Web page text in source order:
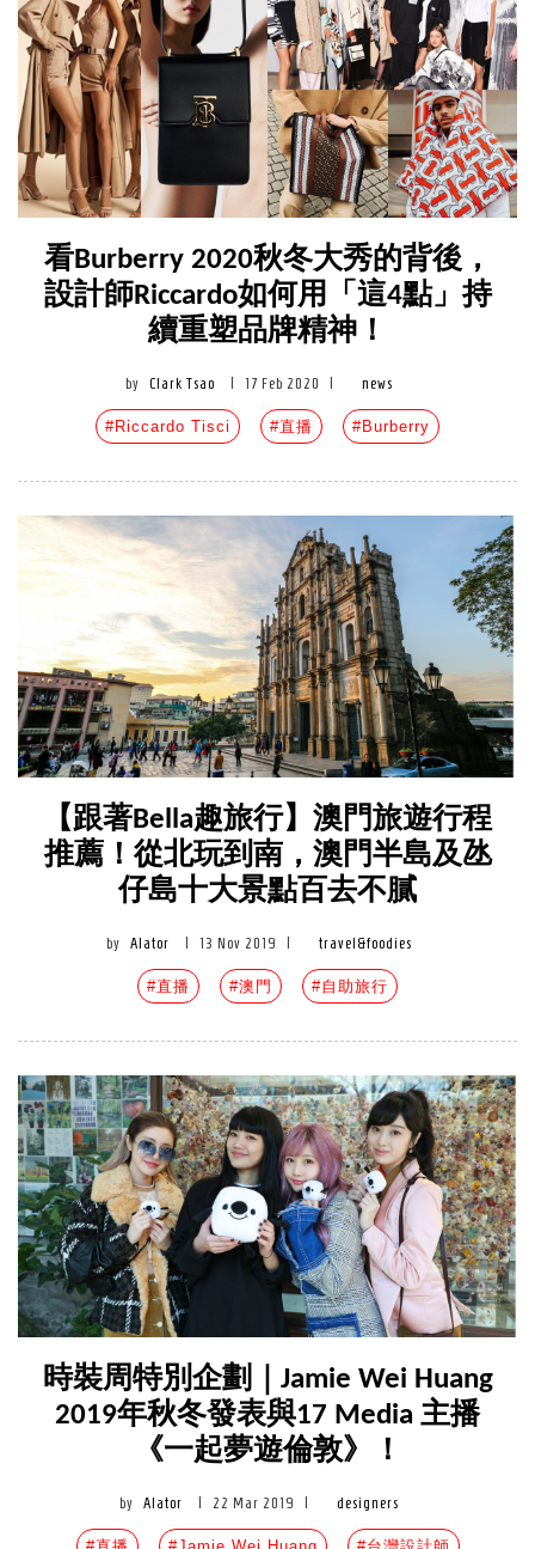
看Burberry 2020秋冬大秀的背後，
設計師Riccardo如何用「這4點」持
續重塑品牌精神！
by Clark Tsao 17 Feb 2020 news
#Riccardo Tisci #直播 #Burberry
【跟著Bella趣旅行】澳門旅遊行程
推薦！從北玩到南，澳門半島及氹
仔島十大景點百去不膩
by Alator 13 Nov 2019 travel&foodies
#直播 #澳門 #自助旅行
時裝周特別企劃｜Jamie Wei Huang
2019年秋冬發表與17 Media 主播
《一起夢遊倫敦》！
by Alator 22 Mar 2019 designers